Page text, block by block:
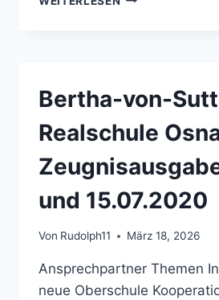
HINWEISE
Bertha-von-
Realschule
und 15.07.2020
Von Rudolph11 März 18, 2026
Ansprechpartner Themen
neue Oberschule